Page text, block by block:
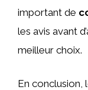
important de
les avis avant
meilleur choix.
En conclusion,